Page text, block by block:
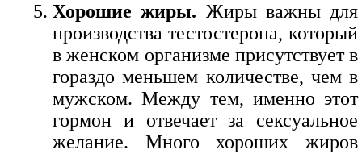
Хорошие жиры. Жиры важны для
производства тестостерона, который
в женском организме присутствует в
гораздо меньшем количестве, чем в
мужском. Между тем, именно этот
гормон и отвечает за сексуальное
желание. Много хороших жиров